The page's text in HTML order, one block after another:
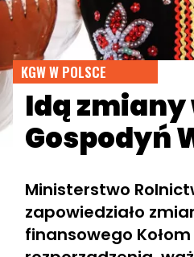
KGW W POLSCE
Idą zmiany
Gospodyń
Ministerstwo
zapowiedziało
finansowego